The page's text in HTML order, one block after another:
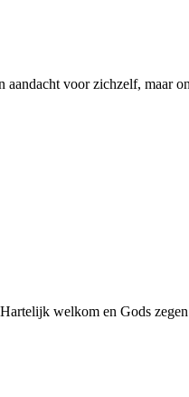
voor zichzelf, maar
welkom en Gods